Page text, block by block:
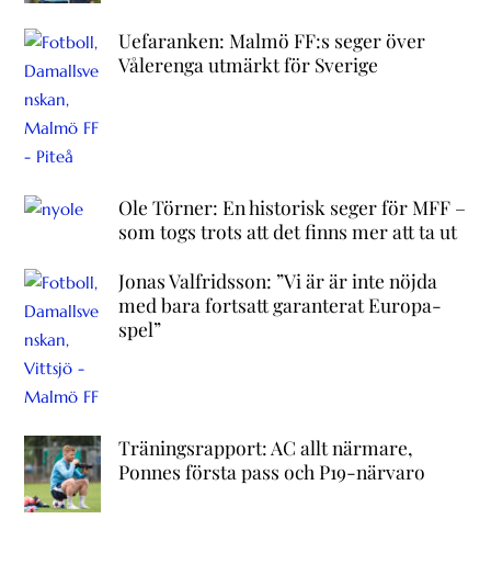
Uefaranken: Malmö FF:s seger över
Vålerenga utmärkt för Sverige
Ole Törner: En historisk seger för MFF –
som togs trots att det finns mer att ta ut
Jonas Valfridsson: ”Vi är är inte nöjda
med bara fortsatt garanterat Europa-
spel”
Träningsrapport: AC allt närmare,
Ponnes första pass och P19-närvaro